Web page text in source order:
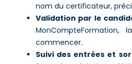
nom du certificateur,
Validation par le
commencer.
Suivi des entrées et